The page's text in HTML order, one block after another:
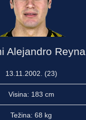
Alejandro Reyna
13.11.2002. (23)
Visina: 183 cm
Težina: 68 kg